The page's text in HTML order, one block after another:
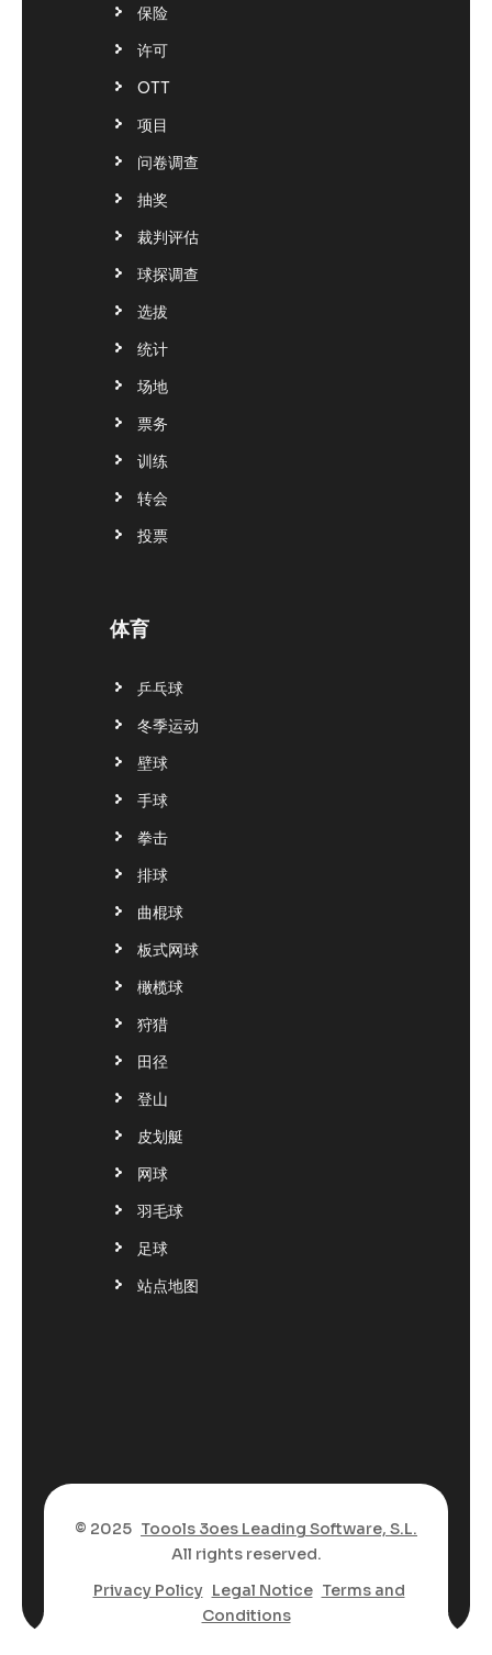
保险
许可
OTT
项目
问卷调查
抽奖
裁判评估
球探调查
选拔
统计
场地
票务
训练
转会
投票
体育
乒乓球
冬季运动
壁球
手球
拳击
排球
曲棍球
板式网球
橄榄球
狩猎
田径
登山
皮划艇
网球
羽毛球
足球
站点地图
© 2025 Toools 3oes Leading Software, S.L.
All rights reserved.
Privacy Policy Legal Notice Terms and
Conditions